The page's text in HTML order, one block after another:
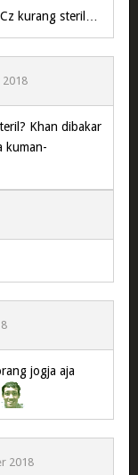
kurang steril…
Khan dibakar
kuman-
jogja aja
2018